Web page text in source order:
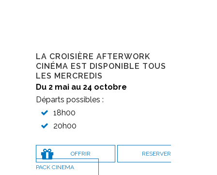
LA CROISIÈRE AFTERWORK
CINÉMA EST DISPONIBLE TOUS
LES MERCREDIS
Du 2 mai au 24 octobre
Départs possibles :
18h00
20h00
OFFRIR
RESERVER
PACK CINEMA